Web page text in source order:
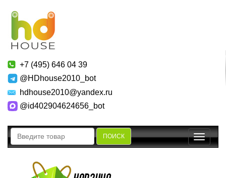
+7 (495) 646 04 39
@HDhouse2010_bot
hdhouse2010@yandex.ru
@id402904624656_bot
ПОИСК
Toggle